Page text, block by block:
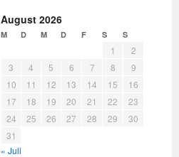
August 2026
M D M D F S S
1
2
3
4 5 6 7 8
9
10
11 12 13 14 15
16
17
18 19 20 21 22
23
24
25 26 27 28 29
30
31
« Juli